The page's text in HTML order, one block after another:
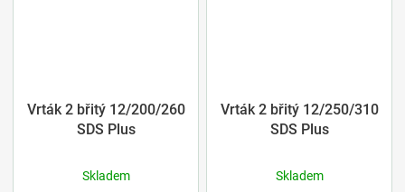
Vrták 2 břitý 12/200/260
SDS Plus
Skladem
Vrták 2 břitý 12/250/310
SDS Plus
Skladem